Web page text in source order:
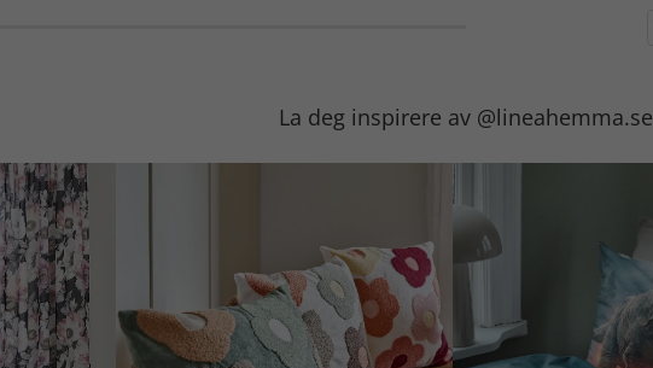
La deg inspirere av @lineahemma.se